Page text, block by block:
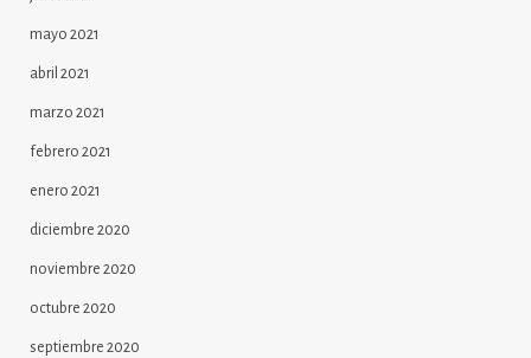
mayo 2021
abril 2021
marzo 2021
febrero 2021
enero 2021
diciembre 2020
noviembre 2020
octubre 2020
septiembre 2020